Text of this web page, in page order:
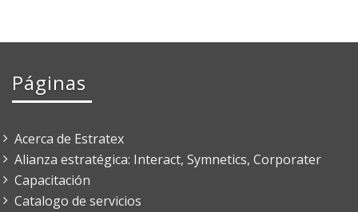
Páginas
Acerca de Estratex
Alianza estratégica: Interact, Symnetics, Corporater
Capacitación
Catalogo de servicios